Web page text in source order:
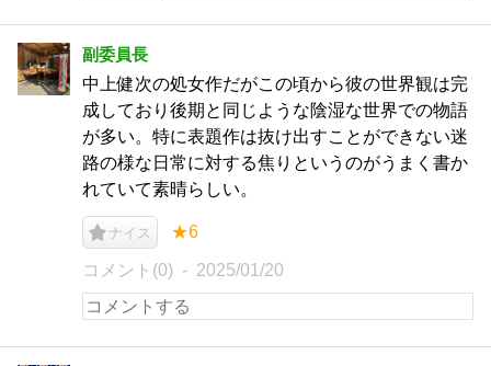
副委員長
中上健次の処女作だがこの頃から彼の世界観は完
成しており後期と同じような陰湿な世界での物語
が多い。特に表題作は抜け出すことができない迷
路の様な日常に対する焦りというのがうまく書か
れていて素晴らしい。
ナイス ★6
コメント(0) 2025/01/20